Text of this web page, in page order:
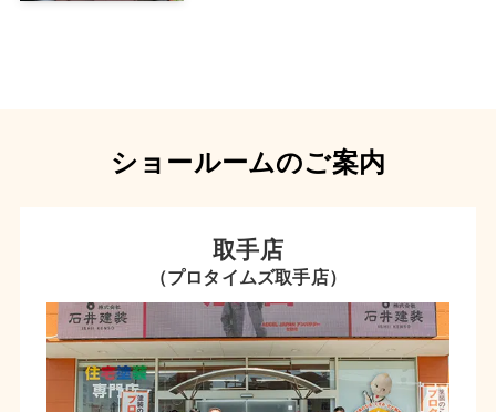
ショールームのご案内
取手店
（プロタイムズ取手店）